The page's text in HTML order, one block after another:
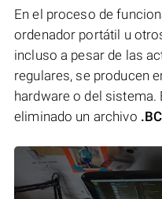
En el proceso de
ordenador portátil u
incluso a pesar de las
regulares, se producen
hardware o del sistema.
eliminado un archivo